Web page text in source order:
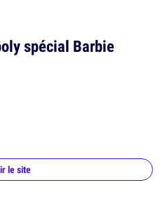
spécial Barbie
le site